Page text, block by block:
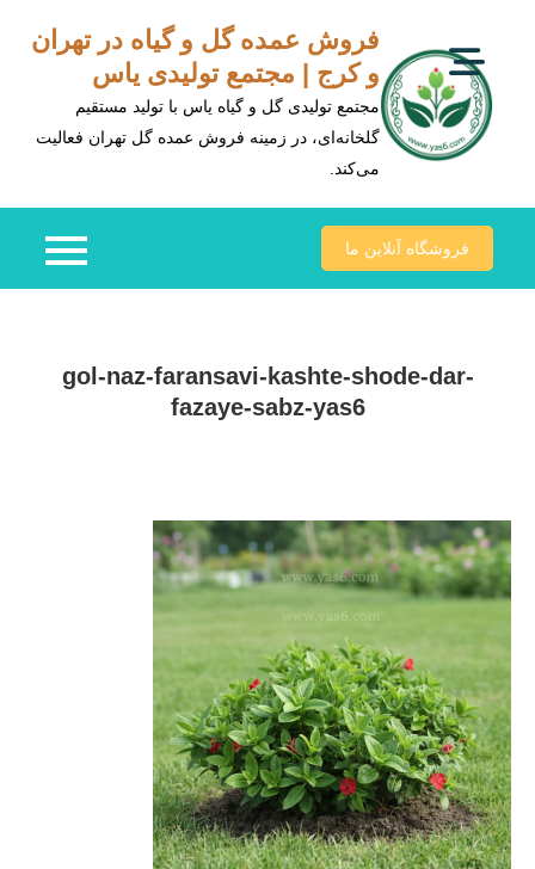
content
فروش عمده گل و گیاه در تهران
و کرج | مجتمع تولیدی یاس
مجتمع تولیدی گل و گیاه یاس با تولید مستقیم
گلخانه‌ای، در زمینه فروش عمده گل تهران فعالیت
می‌کند.
فروشگاه آنلاین ما
gol-naz-faransavi-kashte-shode-dar-
fazaye-sabz-yas6